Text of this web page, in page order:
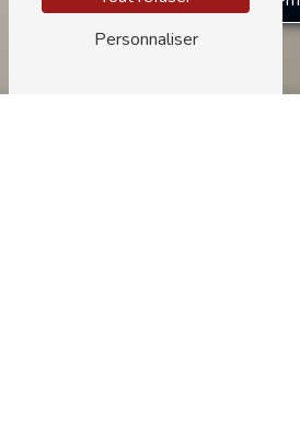
Personnaliser